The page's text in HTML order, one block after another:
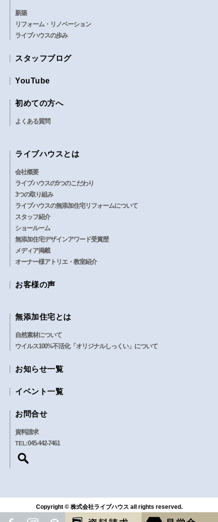
新築
リフォーム・リノベーション
ライブハウスの歩み
スタッフブログ
YouTube
初めての方へ
よくある質問
ライブハウスとは
会社概要
ライブハウスの5つのこだわり
3つの取り組み
ライブハウスの無添加住宅リフォームについて
スタッフ紹介
ショールーム
無添加住宅デザインアワード受賞歴
メディア掲載
オーナー様アトリエ・教室紹介
お客様の声
無添加住宅とは
自然素材について
ウイルス100%不活化「オリジナルしっくい」について
お知らせ一覧
イベント一覧
お問合せ
資料請求
TEL:045-442-7461
Copyright © 株式会社ライブハウス all rights reserved.